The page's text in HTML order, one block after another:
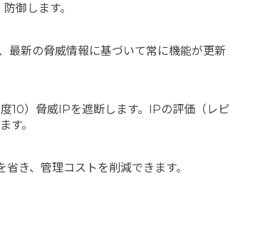
御します。
最新の脅威情報に基づいて常に機能が更新
10）脅威IPを遮断します。IPの評価（レピ
す。
き、管理コストを削減できます。